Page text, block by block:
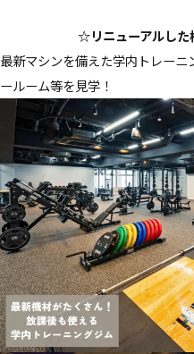
☆リニューアルし
最新マシンを備えた学内トレー
ールーム等を見学！